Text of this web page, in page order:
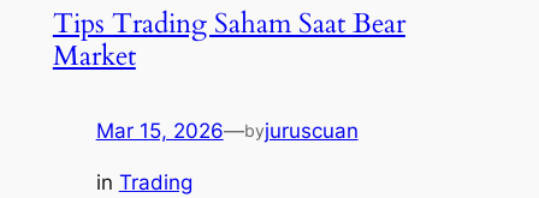
Tips Trading Saham Saat Bear
Market
Mar 15, 2026—byjuruscuan
in Trading